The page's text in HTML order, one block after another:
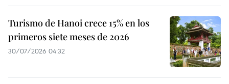
Turismo de Hanoi crece 15% en los
primeros siete meses de 2026
30/07/2026 04:32